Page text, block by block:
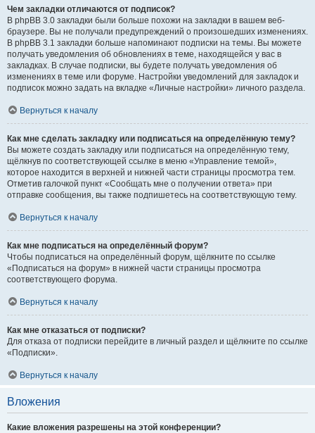
Чем закладки отличаются от подписок?
В phpBB 3.0 закладки были больше похожи на закладки в вашем веб-
браузере. Вы не получали предупреждений о произошедших изменениях.
В phpBB 3.1 закладки больше напоминают подписки на темы. Вы можете
получать уведомления об обновлениях в теме, находящейся у вас в
закладках. В случае подписки, вы будете получать уведомления об
изменениях в теме или форуме. Настройки уведомлений для закладок и
подписок можно задать на вкладке «Личные настройки» личного раздела.
Вернуться к началу
Как мне сделать закладку или подписаться на определённую тему?
Вы можете создать закладку или подписаться на определённую тему,
щёлкнув по соответствующей ссылке в меню «Управление темой»,
которое находится в верхней и нижней части страницы просмотра тем.
Отметив галочкой пункт «Сообщать мне о получении ответа» при
отправке сообщения, вы также подпишетесь на соответствующую тему.
Вернуться к началу
Как мне подписаться на определённый форум?
Чтобы подписаться на определённый форум, щёлкните по ссылке
«Подписаться на форум» в нижней части страницы просмотра
соответствующего форума.
Вернуться к началу
Как мне отказаться от подписки?
Для отказа от подписки перейдите в личный раздел и щёлкните по ссылке
«Подписки».
Вернуться к началу
Вложения
Какие вложения разрешены на этой конференции?